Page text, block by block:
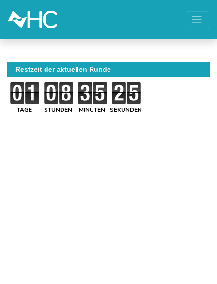
Restzeit der aktuellen Runde
TAGE STUNDEN MINUTEN SEKUNDEN